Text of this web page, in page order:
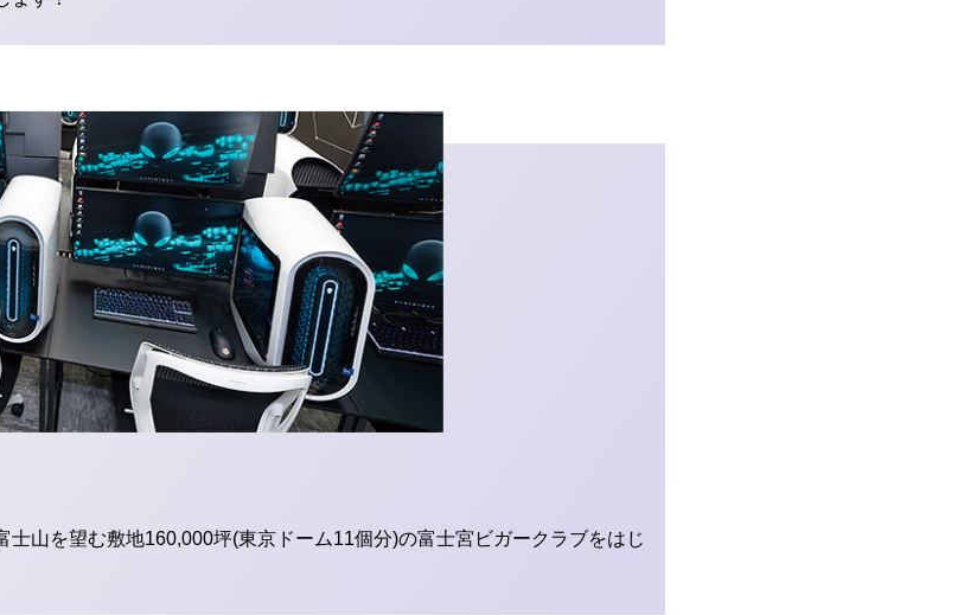
士山を望む敷地160,000坪(東京ドーム11個分)の富士宮ビガークラブをはじ